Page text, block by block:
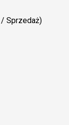
/ Sprzedaż)